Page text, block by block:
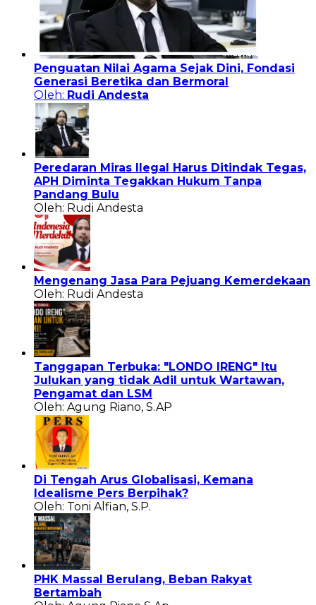
Penguatan Nilai Agama Sejak Dini, Fondasi
Generasi Beretika dan Bermoral
Oleh: Rudi Andesta
Peredaran Miras Ilegal Harus Ditindak Tegas,
APH Diminta Tegakkan Hukum Tanpa
Pandang Bulu
Oleh: Rudi Andesta
Mengenang Jasa Para Pejuang Kemerdekaan
Oleh: Rudi Andesta
Tanggapan Terbuka: "LONDO IRENG" Itu
Julukan yang tidak Adil untuk Wartawan,
Pengamat dan LSM
Oleh: Agung Riano, S.AP
Di Tengah Arus Globalisasi, Kemana
Idealisme Pers Berpihak?
Oleh: Toni Alfian, S.P.
PHK Massal Berulang, Beban Rakyat
Bertambah